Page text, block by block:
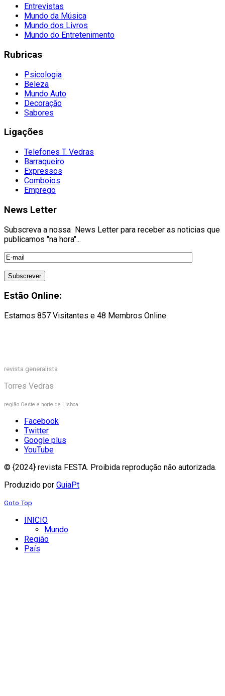
Entrevistas
Mundo da Música
Mundo dos Livros
Mundo do Entretenimento
Rubricas
Psicologia
Beleza
Mundo Auto
Decoração
Sabores
Ligações
Telefones T. Vedras
Barraqueiro
Expressos
Comboios
Emprego
News Letter
Subscreva a nossa News Letter para receber as noticias que
publicamos "na hora"...
Estão Online:
Estamos 857 Visitantes e 48 Membros Online
revista generalista
Torres Vedras
região Oeste e norte de Lisboa
Facebook
Twitter
Google plus
YouTube
© {2024} revista FESTA. Proibida reprodução não autorizada.
Produzido por GuiaPt
Goto Top
INICIO
Mundo
Região
País